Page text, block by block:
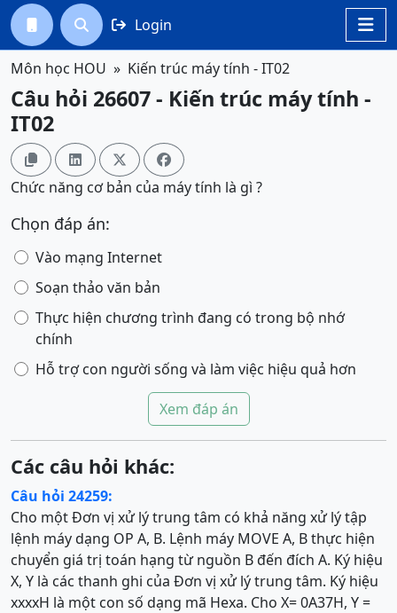

  Login
Môn học HOU Kiến trúc máy tính - IT02
Câu hỏi 26607 - Kiến trúc máy tính -
IT02
   
Chức năng cơ bản của máy tính là gì ?
Chọn đáp án:
Vào mạng Internet
Soạn thảo văn bản
Thực hiện chương trình đang có trong bộ nhớ
chính
Hỗ trợ con người sống và làm việc hiệu quả hơn
Xem đáp án
Các câu hỏi khác:
Câu hỏi 24259:
Cho một Đơn vị xử lý trung tâm có khả năng xử lý tập
lệnh máy dạng OP A, B. Lệnh máy MOVE A, B thực hiện
chuyển giá trị toán hạng từ nguồn B đến đích A. Ký hiệu
X, Y là các thanh ghi của Đơn vị xử lý trung tâm. Ký hiệu
xxxxH là một con số dạng mã Hexa. Cho X= 0A37H, Y =